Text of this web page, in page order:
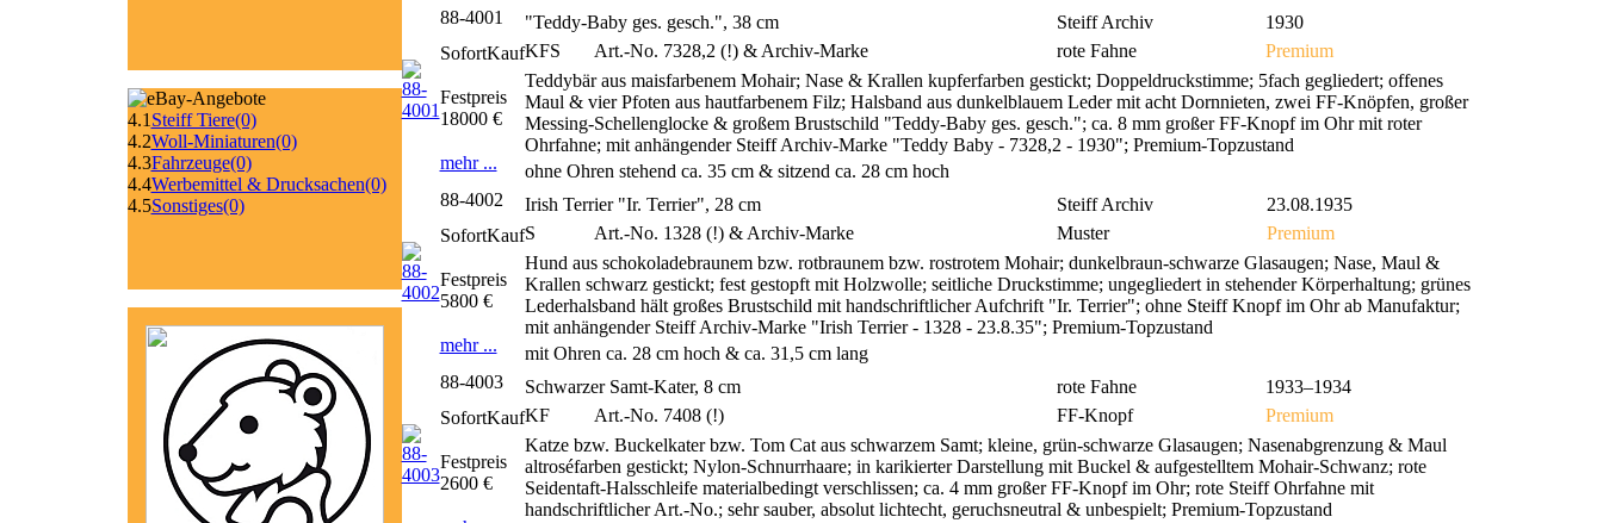
4.1 Steiff Tiere(0)
4.2Woll-Miniaturen(0)
4.3Fahrzeuge(0)
4.4Werbemittel & Drucksachen(0)
4.5Sonstiges(0)
88-4001
"Teddy-Baby ges. gesch.", 38 cm Steiff Archiv
1930
KFS
Art.-No. 7328,2 (!) & Archiv-Marke rote Fahne
Premium
Teddybär aus maisfarbenem Mohair; Nase & Krallen kupferfarben gestickt; Doppeldruckstimme; 5fach gegliedert; offenes
Maul & vier Pfoten aus hautfarbenem Filz; Halsband aus dunkelblauem Leder mit acht Dornnieten, zwei FF-Knöpfen, großer
Messing-Schellenglocke & großem Brustschild "Teddy-Baby ges. gesch."; ca. 8 mm großer FF-Knopf im Ohr mit roter
Ohrfahne; mit anhängender Steiff Archiv-Marke "Teddy Baby - 7328,2 - 1930"; Premium-Topzustand
ohne Ohren stehend ca. 35 cm & sitzend ca. 28 cm hoch
SofortKauf
Festpreis
18000 €
mehr ...
88-4002
Irish Terrier "Ir. Terrier", 28 cm Steiff Archiv
23.08.1935
S
Art.-No. 1328 (!) & Archiv-Marke Muster
Premium
Hund aus schokoladebraunem bzw. rotbraunem bzw. rostrotem Mohair; dunkelbraun-schwarze Glasaugen; Nase, Maul &
Krallen schwarz gestickt; fest gestopft mit Holzwolle; seitliche Druckstimme; ungegliedert in stehender Körperhaltung; grünes
Lederhalsband hält großes Brustschild mit handschriftlicher Aufchrift "Ir. Terrier"; ohne Steiff Knopf im Ohr ab Manufaktur;
mit anhängender Steiff Archiv-Marke "Irish Terrier - 1328 - 23.8.35"; Premium-Topzustand
mit Ohren ca. 28 cm hoch & ca. 31,5 cm lang
SofortKauf
Festpreis
5800 €
mehr ...
88-4003
Schwarzer Samt-Kater, 8 cm rote Fahne
1933–1934
KF
Art.-No. 7408 (!) FF-Knopf
Premium
Katze bzw. Buckelkater bzw. Tom Cat aus schwarzem Samt; kleine, grün-schwarze Glasaugen; Nasenabgrenzung & Maul
altroséfarben gestickt; Nylon-Schnurrhaare; in karikierter Darstellung mit Buckel & aufgestelltem Mohair-Schwanz; rote
Seidentaft-Halsschleife materialbedingt verschlissen; ca. 4 mm großer FF-Knopf im Ohr; rote Steiff Ohrfahne mit
handschriftlicher Art.-No.; sehr sauber, absolut lichtecht, geruchsneutral & unbespielt; Premium-Topzustand
SofortKauf
Festpreis
2600 €